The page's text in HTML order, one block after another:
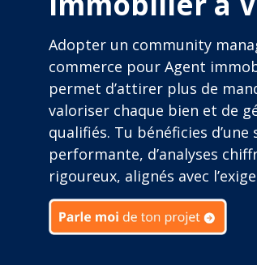
Adopter un community
commerce pour Agent
permet d’attirer plus de
valoriser chaque bien et de
qualifiés. Tu bénéficies
performante, d’analyses
rigoureux, alignés avec